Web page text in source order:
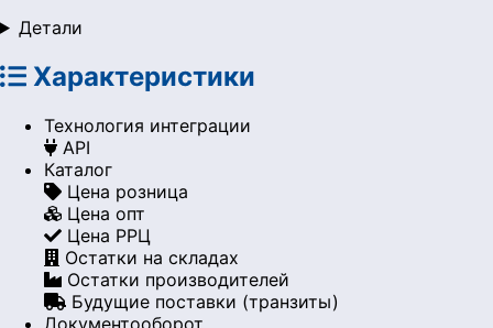
Детали
Характеристики
Технология интеграции
API
Каталог
Цена розница
Цена опт
Цена РРЦ
Остатки на складах
Остатки производителей
Будущие поставки (транзиты)
Документооборот